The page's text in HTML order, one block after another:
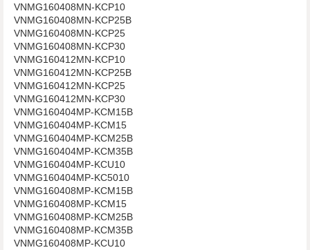
VNMG160408MN-KCP10
VNMG160408MN-KCP25B
VNMG160408MN-KCP25
VNMG160408MN-KCP30
VNMG160412MN-KCP10
VNMG160412MN-KCP25B
VNMG160412MN-KCP25
VNMG160412MN-KCP30
VNMG160404MP-KCM15B
VNMG160404MP-KCM15
VNMG160404MP-KCM25B
VNMG160404MP-KCM35B
VNMG160404MP-KCU10
VNMG160404MP-KC5010
VNMG160408MP-KCM15B
VNMG160408MP-KCM15
VNMG160408MP-KCM25B
VNMG160408MP-KCM35B
VNMG160408MP-KCU10